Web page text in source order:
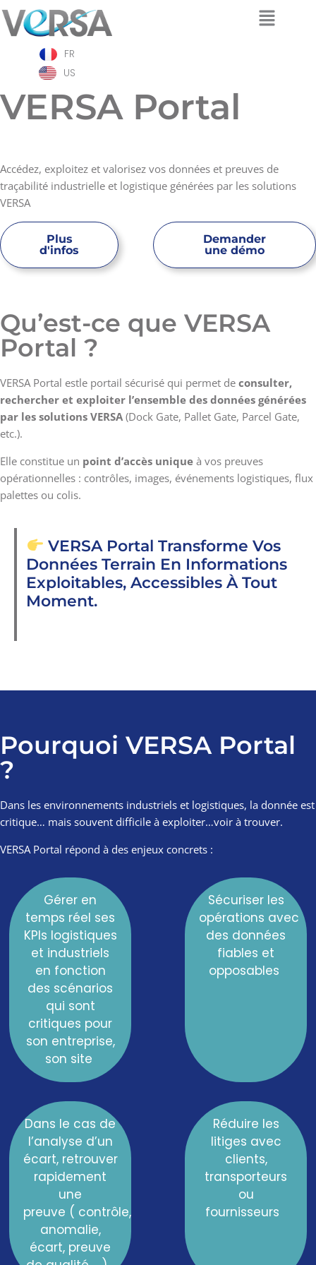
Aller
contenu
FR
US
VERSA Portal
Accédez, exploitez et valorisez vos données et preuves de
traçabilité industrielle et logistique générées par les solutions
VERSA
Plus
d'infos
Demander
une démo
Qu’est-ce que VERSA
Portal ?
VERSA Portal estle portail sécurisé qui permet de consulter,
rechercher et exploiter l’ensemble des données générées
par les solutions VERSA(Dock Gate, Pallet Gate, Parcel Gate,
etc.).
Elle constitue un point d’accès unique à vos preuves
opérationnelles : contrôles, images, événements logistiques, flux
palettes ou colis.
VERSA Portal Transforme Vos
Données Terrain En Informations
Exploitables, Accessibles À Tout
Moment.
Pourquoi VERSA Portal
?
Dans les environnements industriels et logistiques, la donnée est
critique… mais souvent difficile à exploiter…voir à trouver.
VERSA Portal répond à des enjeux concrets :
Gérer en
temps réel ses
KPIs logistiques
et industriels
en fonction
des scénarios
qui sont
critiques pour
son entreprise,
son site
Sécuriser les
opérations avec
des données
fiables et
opposables
Dans le cas de
l’analyse d’un
écart, retrouver
rapidement
une
preuve ( contrôle,
anomalie,
écart, preuve
Réduire les
litiges avec
clients,
transporteurs
ou
fournisseurs